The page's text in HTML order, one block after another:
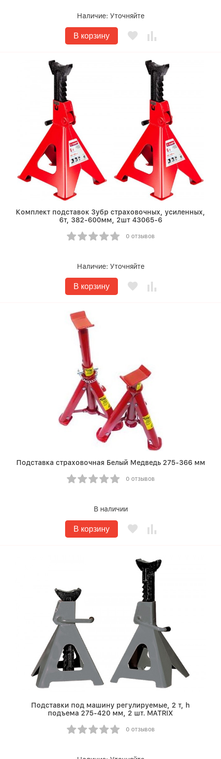
Наличие: Уточняйте
В корзину
Комплект подставок Зубр страховочных, усиленных,
6т, 382-600мм, 2шт 43065-6
0 отзывов
Наличие: Уточняйте
В корзину
Подставка страховочная Белый Медведь 275-366 мм
0 отзывов
В наличии
В корзину
Подставки под машину регулируемые, 2 т, h
подъема 275-420 мм, 2 шт. MATRIX
0 отзывов